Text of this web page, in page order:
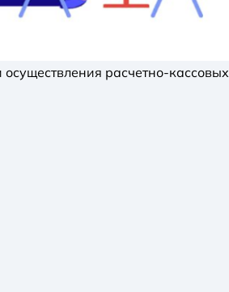
расчетно-кассовых